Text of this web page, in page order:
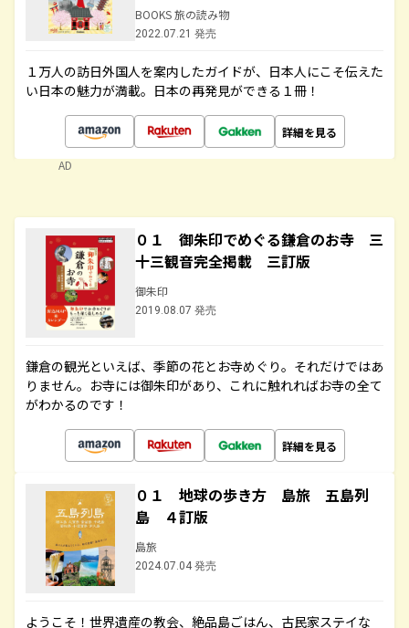
BOOKS 旅の読み物
2022.07.21 発売
１万人の訪日外国人を案内したガイドが、日本人にこそ伝えた
い日本の魅力が満載。日本の再発見ができる１冊！
詳細を見る
AD
０１ 御朱印でめぐる鎌倉のお寺 三
十三観音完全掲載 三訂版
御朱印
2019.08.07 発売
鎌倉の観光といえば、季節の花とお寺めぐり。それだけではあ
りません。お寺には御朱印があり、これに触れればお寺の全て
がわかるのです！
詳細を見る
０１ 地球の歩き方 島旅 五島列
島 ４訂版
島旅
2024.07.04 発売
ようこそ！世界遺産の教会、絶品島ごはん、古民家ステイな